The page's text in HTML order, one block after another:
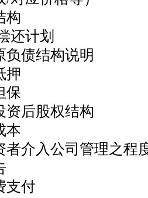
计划
债结构说明
后股权结构
介入公司管理之程
付